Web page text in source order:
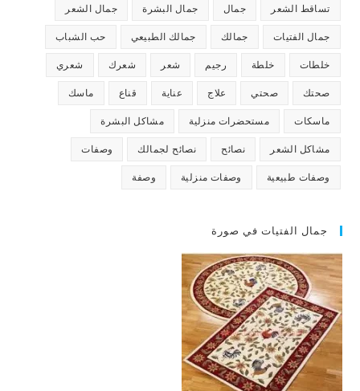
تساقط الشعر جمال جمال البشرة جمال الشعر
جمال الفتيات جمالك جمالك الطبيعي حب الشباب
خلطات خلطة رجيم شعر شعرك شعري
صحتك صحتي علاج عناية قناع ماسك
ماسكات مستحضرات منزلية مشاكل البشرة
مشاكل الشعر نصائح نصائح لجمالك وصفات
وصفات طبيعية وصفات منزلية وصفة
جمال الفتيات في صورة